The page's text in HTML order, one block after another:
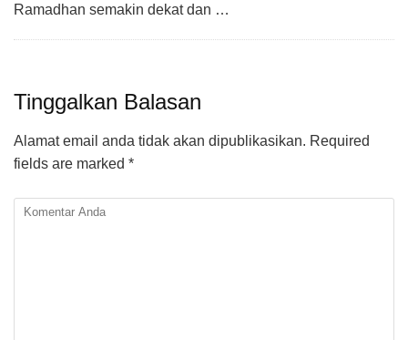
Ramadhan semakin dekat dan …
Tinggalkan Balasan
Alamat email anda tidak akan dipublikasikan. Required
fields are marked *